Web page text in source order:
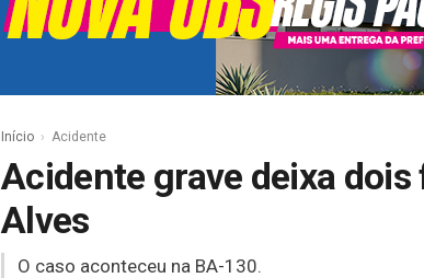
Início Acidente
Acidente grave deixa
Alves
O caso aconteceu na BA-130.